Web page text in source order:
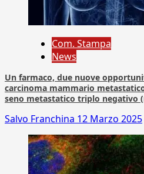
Com. Stampa
News
Un farmaco, due nuove
carcinoma mammario
seno metastatico triplo negativo
Salvo Franchina 12 Marzo 2025